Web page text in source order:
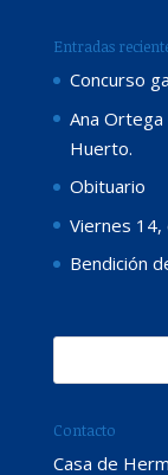
Entradas
Concurso
Ana
Huerto.
Obituario
Viernes 14,
Bendición
Contacto
Casa de